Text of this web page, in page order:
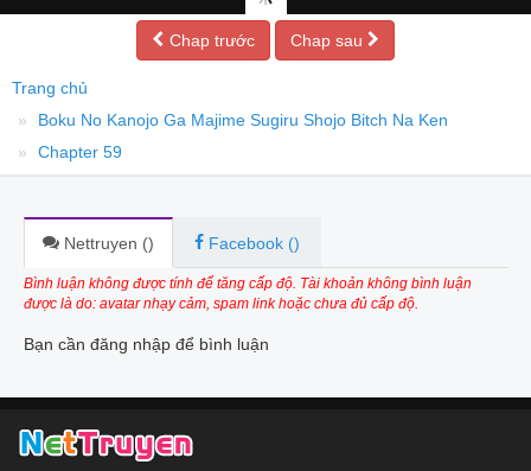
Chap trước Chap sau
Trang chủ
Boku No Kanojo Ga Majime Sugiru Shojo Bitch Na Ken
Chapter 59
Nettruyen () Facebook ()
Bình luận không được tính để tăng cấp độ. Tài khoản không bình luận
được là do: avatar nhạy cảm, spam link hoặc chưa đủ cấp độ.
Bạn cần đăng nhập để bình luận